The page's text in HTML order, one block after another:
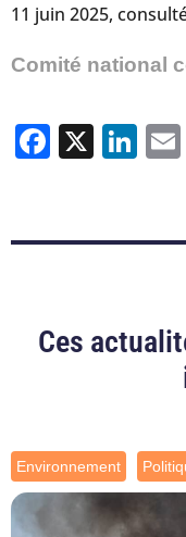
11 juin 2025,
Comité national
X
Ces
Environnement